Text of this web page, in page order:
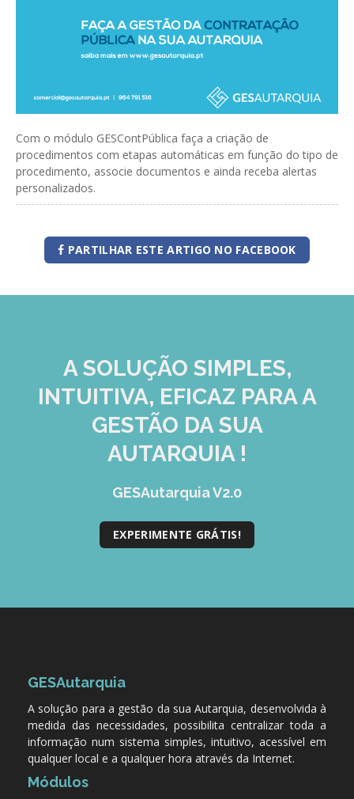
GESComunicação
GESContPública
GESDocumental
GESElevador
GESEscola
GESEstatística
GESFeira
GESInventário
GESMarcação
GESSocial
GESSNC-AP
GESSNC-AP Reg. Completo
GESRecrutamento
Isenção de IVA
Submeter SAFT
Com o módulo GESContPública faça a criação de
procedimentos com etapas automáticas em função do tipo de
procedimento, associe documentos e ainda receba alertas
personalizados.
PARTILHAR ESTE ARTIGO NO FACEBOOK
A SOLUÇÃO SIMPLES,
INTUITIVA, EFICAZ PARA A
GESTÃO DA SUA
AUTARQUIA !
GESAutarquia V2.0
EXPERIMENTE GRÁTIS!
GESAutarquia
A solução para a gestão da sua Autarquia, desenvolvida à
medida das necessidades, possibilita centralizar toda a
informação num sistema simples, intuitivo, acessível em
qualquer local e a qualquer hora através da Internet.
Módulos